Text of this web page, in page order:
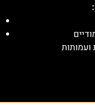
ועמותות